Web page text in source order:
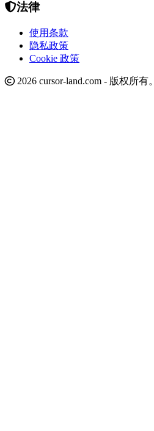
法律
使用条款
隐私政策
Cookie 政策
2026 cursor-land.com - 版权所有。